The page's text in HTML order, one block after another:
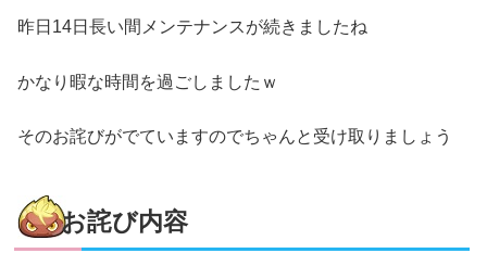
昨日14日長い間メンテナンスが続きましたね
かなり暇な時間を過ごしましたｗ
そのお詫びがでていますのでちゃんと受け取りましょう
お詫び内容